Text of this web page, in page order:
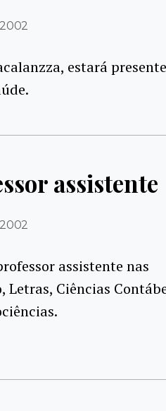
estará
assistente
assistente nas
Ciências